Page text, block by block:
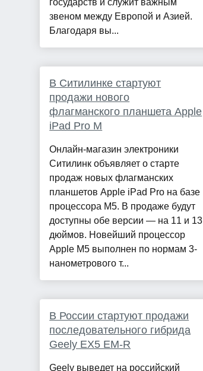
государств и служит важным
звеном между Европой и Азией.
Благодаря вы...
В Ситилинке стартуют
продажи нового
флагманского планшета Apple
iPad Pro M
Онлайн-магазин электроники
Ситилинк объявляет о старте
продаж новых флагманских
планшетов Apple iPad Pro на базе
процессора М5. В продаже будут
доступны обе версии — на 11 и 13
дюймов. Новейший процессор
Apple M5 выполнен по нормам 3-
нанометрового т...
В России стартуют продажи
последовательного гибрида
Geely EX5 EM-R
Geely выведет на российский